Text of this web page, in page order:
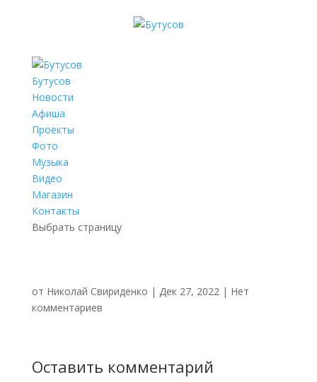
Бутусов
Новости
Афиша
Проекты
Фото
Музыка
Видео
Магазин
Контакты
Выбрать страницу
от Николай Свириденко | Дек 27, 2022| Нет
комментариев
Оставить комментарий